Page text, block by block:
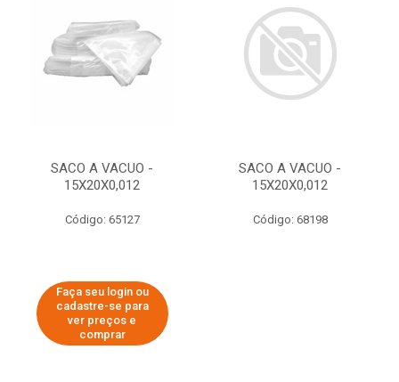
SACO A VACUO -
15X20X0,012
Código: 65127
Faça seu login ou
cadastre-se para
ver preços e
comprar
SACO A VACUO -
15X20X0,012
Código: 68198